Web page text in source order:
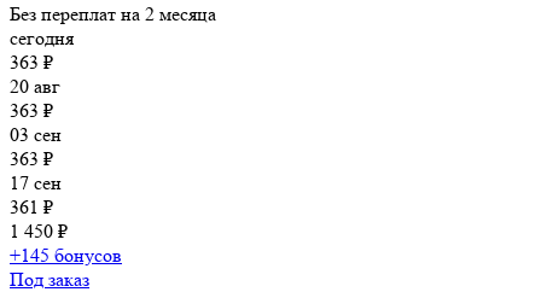
Без переплат на 2 месяца
сегодня
363 ₽
20 авг
363 ₽
03 сен
363 ₽
17 сен
361 ₽
1 450 ₽
+145 бонусов
Под заказ